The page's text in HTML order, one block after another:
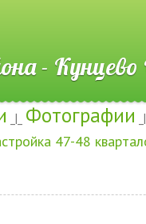
-
_|_ Фотографии _|_
47-48